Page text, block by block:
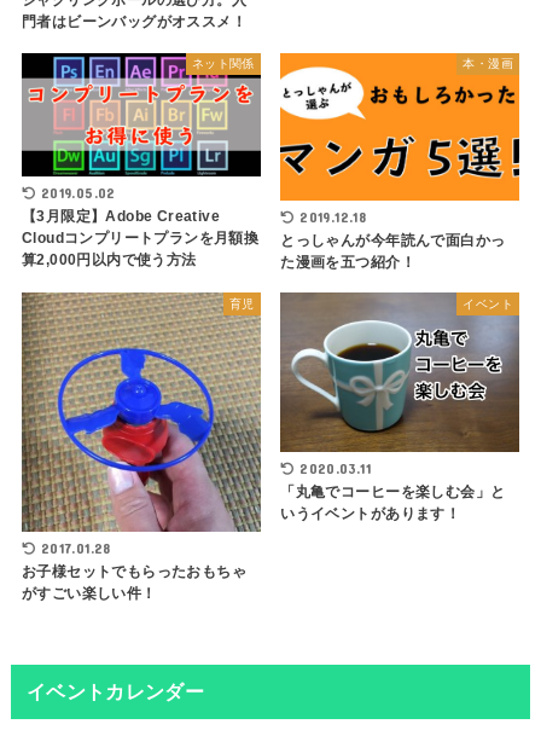
門者はビーンバッグがオススメ！
ネット関係
2019.05.02
【3月限定】Adobe Creative
Cloudコンプリートプランを月額換
算2,000円以内で使う方法
本・漫画
2019.12.18
とっしゃんが今年読んで面白かっ
た漫画を五つ紹介！
育児
2017.01.28
お子様セットでもらったおもちゃ
がすごい楽しい件！
イベント
2020.03.11
「丸亀でコーヒーを楽しむ会」と
いうイベントがあります！
イベントカレンダー